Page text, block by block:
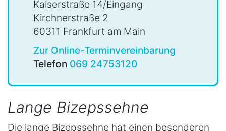
Kaiserstraße 14/Eingang
Kirchnerstraße 2
60311 Frankfurt am Main
Zur Online-Terminvereinbarung
Telefon 069 24753120
Lange Bizepssehne
Die lange Bizepssehne hat einen besonderen